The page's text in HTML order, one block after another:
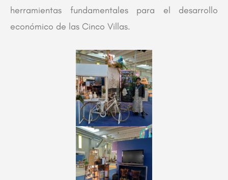
herramientas fundamentales para el desarrollo
económico de las Cinco Villas.